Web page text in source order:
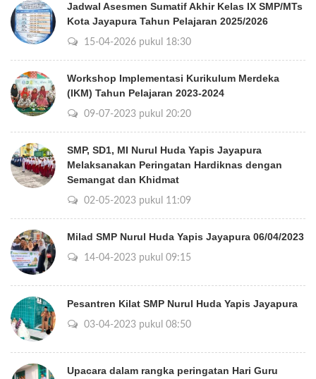
Jadwal Asesmen Sumatif Akhir Kelas IX SMP/MTs
Kota Jayapura Tahun Pelajaran 2025/2026
15-04-2026 pukul 18:30
Workshop Implementasi Kurikulum Merdeka
(IKM) Tahun Pelajaran 2023-2024
09-07-2023 pukul 20:20
SMP, SD1, MI Nurul Huda Yapis Jayapura
Melaksanakan Peringatan Hardiknas dengan
Semangat dan Khidmat
02-05-2023 pukul 11:09
Milad SMP Nurul Huda Yapis Jayapura 06/04/2023
14-04-2023 pukul 09:15
Pesantren Kilat SMP Nurul Huda Yapis Jayapura
03-04-2023 pukul 08:50
Upacara dalam rangka peringatan Hari Guru